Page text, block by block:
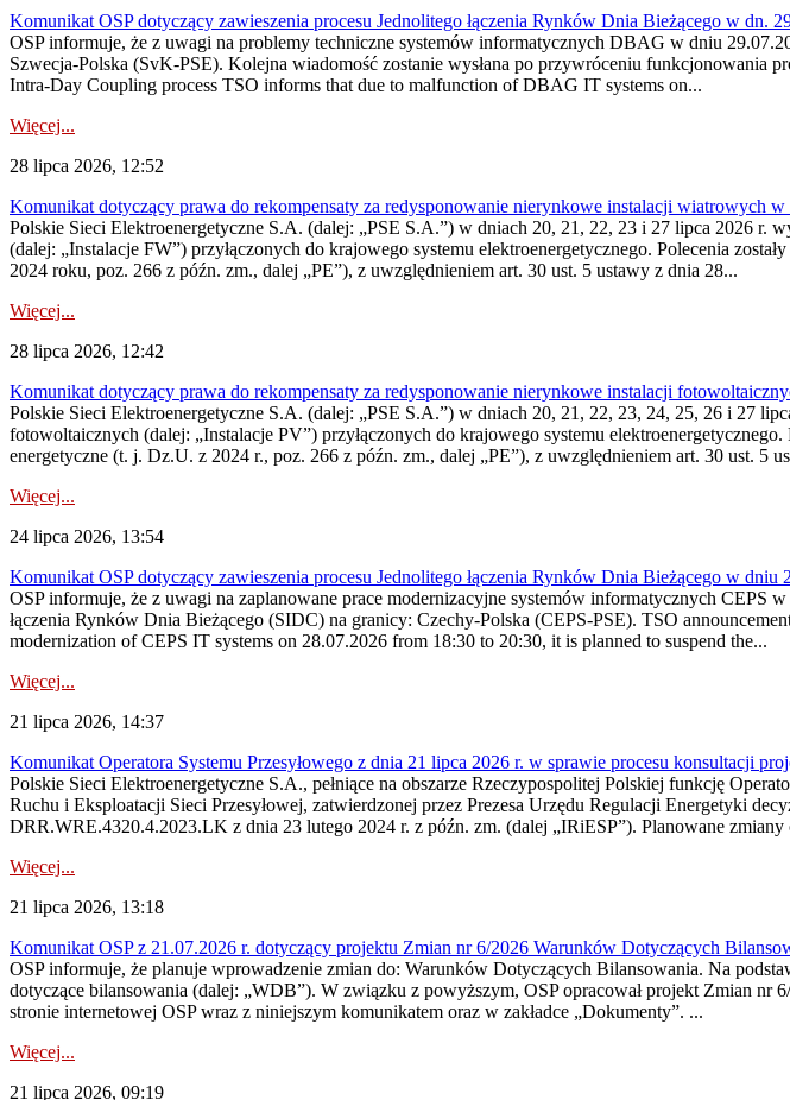
Komunikat OSP dotyczący zawieszenia procesu Jednolitego łączenia Rynków Dnia Bieżącego w dn.
OSP informuje, że z uwagi na problemy techniczne systemów informatycznych DBAG w dniu
Szwecja-Polska (SvK-PSE). Kolejna wiadomość zostanie wysłana po przywróceniu funkcjonowania
Intra-Day Coupling process TSO informs that due to malfunction of DBAG IT systems on...
Więcej...
28 lipca 2026, 12:52
Komunikat dotyczący prawa do rekompensaty za redysponowanie nierynkowe instalacji wiatrowych
Polskie Sieci Elektroenergetyczne S.A. (dalej: „PSE S.A.”) w dniach 20, 21, 22, 23 i 27 lipca 2026 r.
(dalej: „Instalacje FW”) przyłączonych do krajowego systemu elektroenergetycznego. Polecenia
2024 roku, poz. 266 z późn. zm., dalej „PE”), z uwzględnieniem art. 30 ust. 5 ustawy z dnia 28...
Więcej...
28 lipca 2026, 12:42
Komunikat dotyczący prawa do rekompensaty za redysponowanie nierynkowe instalacji
Polskie Sieci Elektroenergetyczne S.A. (dalej: „PSE S.A.”) w dniach 20, 21, 22, 23, 24, 25, 26 i 27
fotowoltaicznych (dalej: „Instalacje PV”) przyłączonych do krajowego systemu
energetyczne (t. j. Dz.U. z 2024 r., poz. 266 z późn. zm., dalej „PE”), z uwzględnieniem art. 30 ust. 5
Więcej...
24 lipca 2026, 13:54
Komunikat OSP dotyczący zawieszenia procesu Jednolitego łączenia Rynków Dnia Bieżącego w dniu
OSP informuje, że z uwagi na zaplanowane prace modernizacyjne systemów informatycznych
łączenia Rynków Dnia Bieżącego (SIDC) na granicy: Czechy-Polska (CEPS-PSE). TSO
modernization of CEPS IT systems on 28.07.2026 from 18:30 to 20:30, it is planned to suspend the...
Więcej...
21 lipca 2026, 14:37
Komunikat Operatora Systemu Przesyłowego z dnia 21 lipca 2026 r. w sprawie procesu konsultacji
Polskie Sieci Elektroenergetyczne S.A., pełniące na obszarze Rzeczypospolitej Polskiej funkcję
Ruchu i Eksploatacji Sieci Przesyłowej, zatwierdzonej przez Prezesa Urzędu Regulacji Energetyki
DRR.WRE.4320.4.2023.LK z dnia 23 lutego 2024 r. z późn. zm. (dalej „IRiESP”). Planowane
Więcej...
21 lipca 2026, 13:18
Komunikat OSP z 21.07.2026 r. dotyczący projektu Zmian nr 6/2026 Warunków Dotyczących
OSP informuje, że planuje wprowadzenie zmian do: Warunków Dotyczących Bilansowania. Na
dotyczące bilansowania (dalej: „WDB”). W związku z powyższym, OSP opracował projekt Zmian
stronie internetowej OSP wraz z niniejszym komunikatem oraz w zakładce „Dokumenty”. ...
Więcej...
21 lipca 2026, 09:19